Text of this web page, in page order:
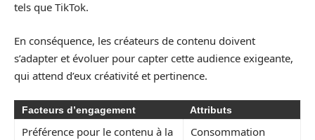
tels que TikTok.
En conséquence, les créateurs de contenu doivent
s’adapter et évoluer pour capter cette audience exigeante,
qui attend d’eux créativité et pertinence.
Facteurs d’engagement Attributs
Préférence pour le contenu à la
Consommation